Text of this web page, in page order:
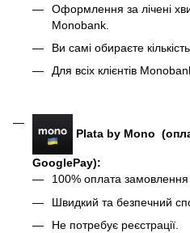
Оформлення за лічені
Monobank.
Ви самі обираєте
Для всіх клієнтів
Plata by Mono
GooglePay):
100% оплата замовлення
Швидкий та безпечний
Не потребує реєстрації.